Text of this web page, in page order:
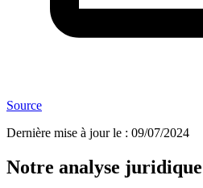
Source
Dernière mise à jour le : 09/07/2024
Notre analyse juridique